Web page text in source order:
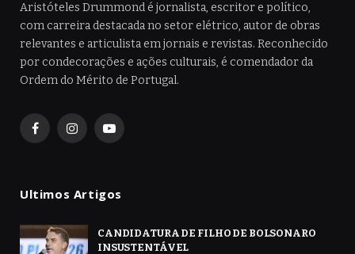
Aristóteles Drummond é jornalista, escritor e político,
com carreira destacada no setor elétrico, autor de obras
relevantes e articulista em jornais e revistas. Reconhecido
por condecorações e ações culturais, é comendador da
Ordem do Mérito de Portugal.
FacebookInstagramYouTube
Ultimos Artigos
CANDIDATURA DE FILHO DE BOLSONARO
INSUSTENTÁVEL